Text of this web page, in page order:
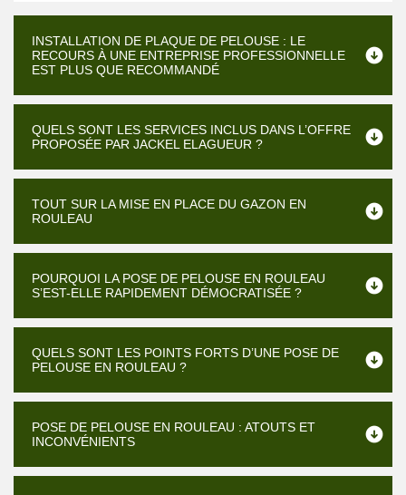
INSTALLATION DE PLAQUE DE PELOUSE : LE
RECOURS À UNE ENTREPRISE PROFESSIONNELLE
EST PLUS QUE RECOMMANDÉ
QUELS SONT LES SERVICES INCLUS DANS L’OFFRE
PROPOSÉE PAR JACKEL ELAGUEUR ?
TOUT SUR LA MISE EN PLACE DU GAZON EN
ROULEAU
POURQUOI LA POSE DE PELOUSE EN ROULEAU
S’EST-ELLE RAPIDEMENT DÉMOCRATISÉE ?
QUELS SONT LES POINTS FORTS D’UNE POSE DE
PELOUSE EN ROULEAU ?
POSE DE PELOUSE EN ROULEAU : ATOUTS ET
INCONVÉNIENTS